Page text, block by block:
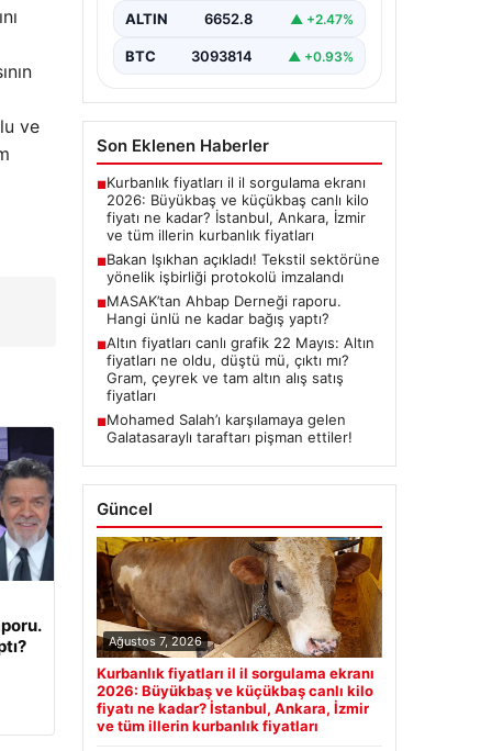
ve
Işıkhan ile…
ALTIN 6652.8 ▲ +2.47%
BTC 3093814 ▲ +0.93%
Son Eklenen Haberler
■Kurbanlık fiyatları il il sorgulama ekranı
2026: Büyükbaş ve küçükbaş canlı kilo
fiyatı ne kadar? İstanbul, Ankara, İzmir
ve tüm illerin kurbanlık fiyatları
■Bakan Işıkhan açıkladı! Tekstil sektörüne
yönelik işbirliği protokolü imzalandı
■MASAK’tan Ahbap Derneği raporu.
Hangi ünlü ne kadar bağış yaptı?
■Altın fiyatları canlı grafik 22 Mayıs: Altın
fiyatları ne oldu, düştü mü, çıktı mı?
Gram, çeyrek ve tam altın alış satış
fiyatları
■Mohamed Salah’ı karşılamaya gelen
Galatasaraylı taraftarı pişman ettiler!
Güncel
Ağustos 7, 2026
Kurbanlık fiyatları il il sorgulama ekranı
2026: Büyükbaş ve küçükbaş canlı kilo
fiyatı ne kadar? İstanbul, Ankara, İzmir
ve tüm illerin kurbanlık fiyatları